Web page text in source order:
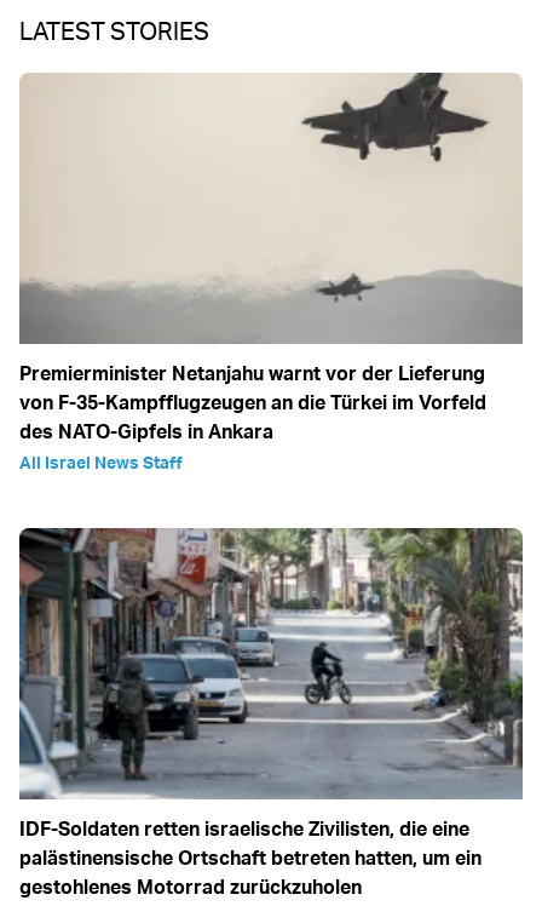
LATEST STORIES
Premierminister Netanjahu warnt vor der Lieferung
von F-35-Kampfflugzeugen an die Türkei im Vorfeld
des NATO-Gipfels in Ankara
All Israel News Staff
IDF-Soldaten retten israelische Zivilisten, die eine
palästinensische Ortschaft betreten hatten, um ein
gestohlenes Motorrad zurückzuholen